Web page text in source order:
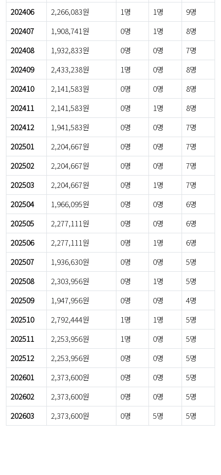
202406
2,266,083원 1명 1명
9명
202407
1,908,741원 0명 1명
8명
202408
1,932,833원 0명 0명
7명
202409
2,433,238원 1명 0명
8명
202410
2,141,583원 0명 0명
8명
202411
2,141,583원 0명 1명
8명
202412
1,941,583원 0명 0명
7명
202501
2,204,667원 0명 0명
7명
202502
2,204,667원 0명 0명
7명
202503
2,204,667원 0명 1명
7명
202504
1,966,095원 0명 0명
6명
202505
2,277,111원 0명 0명
6명
202506
2,277,111원 0명 1명
6명
202507
1,936,630원 0명 0명
5명
202508
2,303,956원 0명 1명
5명
202509
1,947,956원 0명 0명
4명
202510
2,792,444원 1명 1명
5명
202511
2,253,956원 1명 0명
5명
202512
2,253,956원 0명 0명
5명
202601
2,373,600원 0명 0명
5명
202602
2,373,600원 0명 0명
5명
202603
2,373,600원 0명 5명 5명